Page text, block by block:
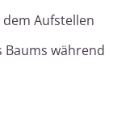
Aufstellen
Baums während